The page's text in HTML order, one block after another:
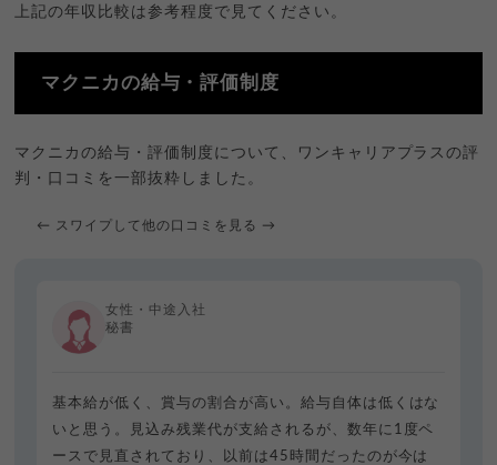
上記の年収比較は参考程度で見てください。
マクニカの給与・評価制度
マクニカの給与・評価制度について、ワンキャリアプラスの評
判・口コミを一部抜粋しました。
← スワイプして他の口コミを見る →
女性・中途入社
秘書
基本給が低く、賞与の割合が高い。給与自体は低くはな
いと思う。見込み残業代が支給されるが、数年に1度ペ
ースで見直されており、以前は45時間だったのが今は